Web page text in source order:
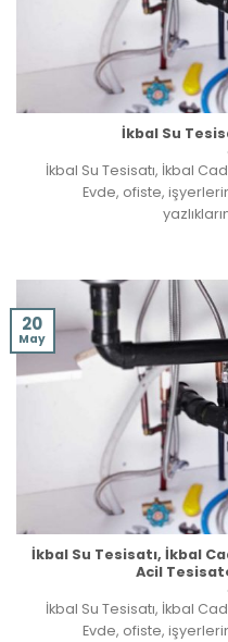
İkbal Su
İkbal Su Tesisatı, İkbal
Evde, ofiste,
İkbal Su Tesisatı, İkbal
Acil
İkbal Su Tesisatı, İkbal
Evde, ofiste,
20
May